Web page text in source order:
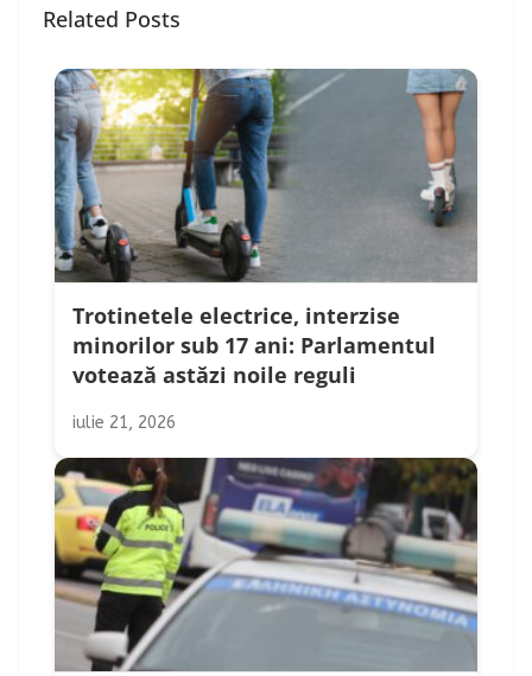
Related Posts
Trotinetele electrice, interzise
minorilor sub 17 ani: Parlamentul
votează astăzi noile reguli
iulie 21, 2026